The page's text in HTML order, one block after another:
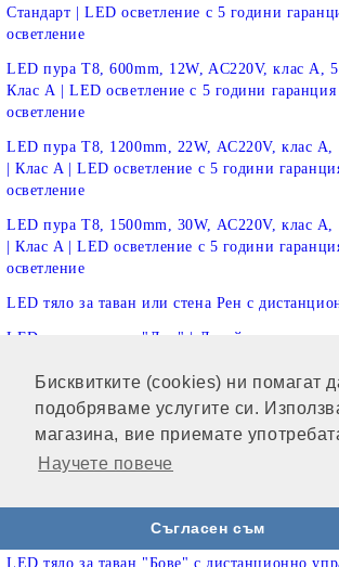
Бисквитките (cookies) ни помагат
подобряваме услугите си.
магазина, вие приемате
Научете повече
Съгласен съм
Стандарт | LED осветление с 5 години
осветление
LED пура T8, 600mm, 12W, AC220V, клас A, 5
Клас А | LED осветление с 5 години
осветление
LED пура T8, 1200mm, 22W, AC220V, клас A,
| Клас A | LED осветление с 5 години
осветление
LED пура T8, 1500mm, 30W, AC220V, клас A,
| Клас A | LED осветление с 5 години
осветление
LED тяло за таван или стена Рен с
LED тяло за таван "Лил" | Дизайнерски
LED тяло за таван "Лион" | Дизайнерски
Дианид - LED осветление
LED аплик "Слънчо" с дистанционно
осветителни тела | Дианид - LED осветление
LED тяло за таван "Амиен" с дистанционно
Дизайнерски осветителни тела | Дианид -
LED тяло за таван "Бове" с дистанционно